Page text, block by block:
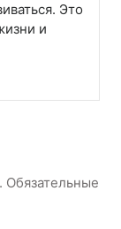
Это
и
Обязательные